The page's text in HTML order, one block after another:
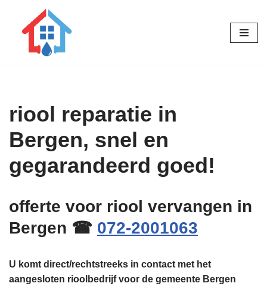
riool reparatie in
Bergen, snel en
gegarandeerd goed!
offerte voor riool vervangen in
Bergen ☎ 072-2001063
U komt direct/rechtstreeks in contact met het
aangesloten rioolbedrijf voor de gemeente Bergen